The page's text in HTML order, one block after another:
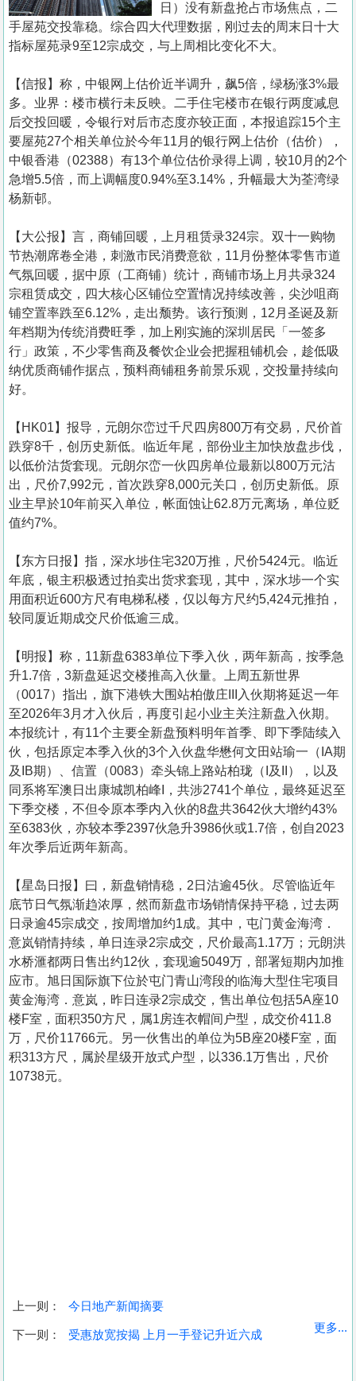
手
册
於
我
们
收
日）没有新盘抢占市场焦点，二
手屋苑交投靠稳。综合四大代理数据，刚过去的周末日十大
指标屋苑录9至12宗成交，与上周相比变化不大。
【信报】称，中银网上估价近半调升，飙5倍，绿杨涨3%最
多。业界：楼市横行未反映。二手住宅楼市在银行两度减息
后交投回暖，令银行对后市态度亦较正面，本报追踪15个主
要屋苑27个相关单位於今年11月的银行网上估价（估价），
中银香港（02388）有13个单位估价录得上调，较10月的2个
急增5.5倍，而上调幅度0.94%至3.14%，升幅最大为荃湾绿
杨新邨。
【大公报】言，商铺回暖，上月租赁录324宗。双十一购物
节热潮席卷全港，刺激市民消费意欲，11月份整体零售市道
气氛回暖，据中原（工商铺）统计，商铺市场上月共录324
宗租赁成交，四大核心区铺位空置情况持续改善，尖沙咀商
铺空置率跌至6.12%，走出颓势。该行预测，12月圣诞及新
年档期为传统消费旺季，加上刚实施的深圳居民「一签多
行」政策，不少零售商及餐饮企业会把握租铺机会，趁低吸
纳优质商铺作据点，预料商铺租务前景乐观，交投量持续向
好。
【HK01】报导，元朗尔峦过千尺四房800万有交易，尺价首
跌穿8千，创历史新低。临近年尾，部份业主加快放盘步伐，
以低价沽货套现。元朗尔峦一伙四房单位最新以800万元沽
出，尺价7,992元，首次跌穿8,000元关口，创历史新低。原
业主早於10年前买入单位，帐面蚀让62.8万元离场，单位贬
值约7%。
【东方日报】指，深水埗住宅320万推，尺价5424元。临近
年底，银主积极透过拍卖出货求套现，其中，深水埗一个实
用面积近600方尺有电梯私楼，仅以每方尺约5,424元推拍，
较同厦近期成交尺价低逾三成。
【明报】称，11新盘6383单位下季入伙，两年新高，按季急
升1.7倍，3新盘延迟交楼推高入伙量。上周五新世界
（0017）指出，旗下港铁大围站柏傲庄III入伙期将延迟一年
至2026年3月才入伙后，再度引起小业主关注新盘入伙期。
本报统计，有11个主要全新盘预料明年首季、即下季陆续入
伙，包括原定本季入伙的3个入伙盘华懋何文田站瑜一（IA期
及IB期）、信置（0083）牵头锦上路站柏珑（I及II），以及
同系将军澳日出康城凯柏峰I，共涉2741个单位，最终延迟至
下季交楼，不但令原本季内入伙的8盘共3642伙大增约43%
至6383伙，亦较本季2397伙急升3986伙或1.7倍，创自2023
年次季后近两年新高。
【星岛日报】曰，新盘销情稳，2日沽逾45伙。尽管临近年
底节日气氛渐趋浓厚，然而新盘市场销情保持平稳，过去两
日录逾45宗成交，按周增加约1成。其中，屯门黄金海湾．
意岚销情持续，单日连录2宗成交，尺价最高1.17万；元朗洪
水桥滙都两日售出约12伙，套现逾5049万，部署短期内加推
应市。旭日国际旗下位於屯门青山湾段的临海大型住宅项目
黄金海湾．意岚，昨日连录2宗成交，售出单位包括5A座10
楼F室，面积350方尺，属1房连衣帽间户型，成交价411.8
万，尺价11766元。另一伙售出的单位为5B座20楼F室，面
积313方尺，属於星级开放式户型，以336.1万售出，尺价
10738元。
上一则： 今日地产新闻摘要
下一则： 受惠放宽按揭 上月一手登记升近六成
更多...